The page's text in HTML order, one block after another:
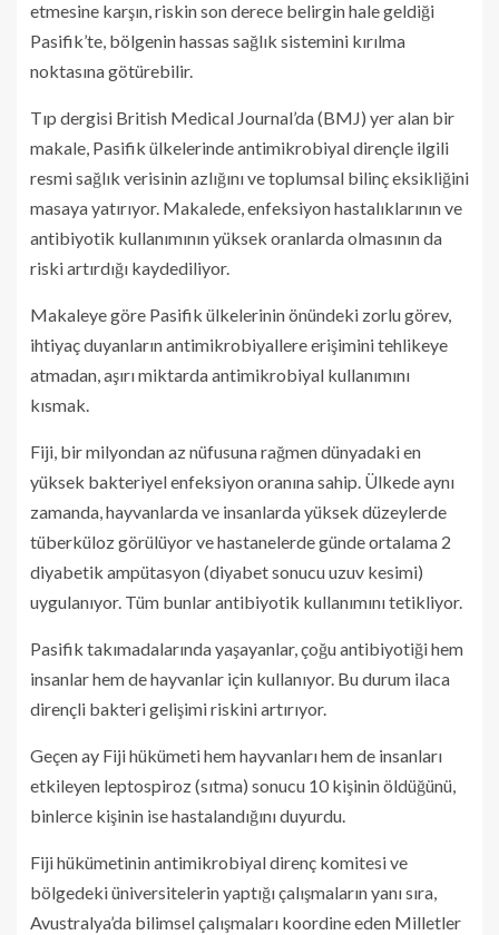
etmesine karşın, riskin son derece belirgin hale geldiği
Pasifik’te, bölgenin hassas sağlık sistemini kırılma
noktasına götürebilir.
Tıp dergisi British Medical Journal’da (BMJ) yer alan bir
makale, Pasifik ülkelerinde antimikrobiyal dirençle ilgili
resmi sağlık verisinin azlığını ve toplumsal bilinç eksikliğini
masaya yatırıyor. Makalede, enfeksiyon hastalıklarının ve
antibiyotik kullanımının yüksek oranlarda olmasının da
riski artırdığı kaydediliyor.
Makaleye göre Pasifik ülkelerinin önündeki zorlu görev,
ihtiyaç duyanların antimikrobiyallere erişimini tehlikeye
atmadan, aşırı miktarda antimikrobiyal kullanımını
kısmak.
Fiji, bir milyondan az nüfusuna rağmen dünyadaki en
yüksek bakteriyel enfeksiyon oranına sahip. Ülkede aynı
zamanda, hayvanlarda ve insanlarda yüksek düzeylerde
tüberküloz görülüyor ve hastanelerde günde ortalama 2
diyabetik ampütasyon (diyabet sonucu uzuv kesimi)
uygulanıyor. Tüm bunlar antibiyotik kullanımını tetikliyor.
Pasifik takımadalarında yaşayanlar, çoğu antibiyotiği hem
insanlar hem de hayvanlar için kullanıyor. Bu durum ilaca
dirençli bakteri gelişimi riskini artırıyor.
Geçen ay Fiji hükümeti hem hayvanları hem de insanları
etkileyen leptospiroz (sıtma) sonucu 10 kişinin öldüğünü,
binlerce kişinin ise hastalandığını duyurdu.
Fiji hükümetinin antimikrobiyal direnç komitesi ve
bölgedeki üniversitelerin yaptığı çalışmaların yanı sıra,
Avustralya’da bilimsel çalışmaları koordine eden Milletler